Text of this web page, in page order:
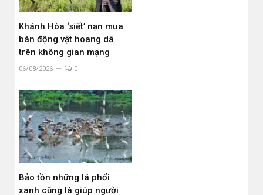
Khánh Hòa ‘siết’ nạn mua
bán động vật hoang dã
trên không gian mạng
06/08/2026 0
Bảo tồn những lá phổi
xanh cũng là giúp người